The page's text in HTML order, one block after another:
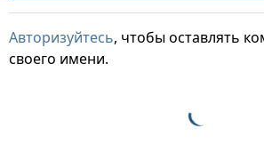
Авторизуйтесь, чтобы оставлять
своего имени.